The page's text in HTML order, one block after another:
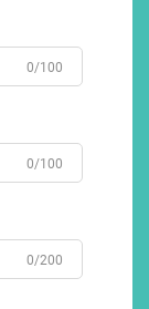
0/100
0/100
0/200